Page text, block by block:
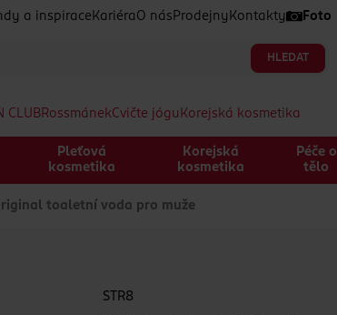
a inspirace Kariéra O nás Prodejny Kontakty Foto
HLEDAT
CLUBRossmánekCvičte jógu Korejská kosmetika
Pleťová
kosmetika
Korejská
kosmetika
Péče o
tělo
toaletní voda pro muže
STR8